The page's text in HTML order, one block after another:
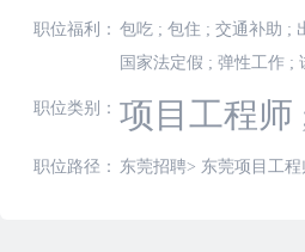
职位福利： 包吃 ; 包住 ; 交通补助 ;
国家法定假 ; 弹性工作 ;
职位类别： 项目工程师
职位路径： 东莞招聘> 东莞项目工